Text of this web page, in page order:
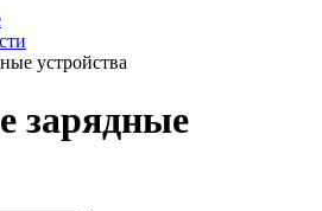
устройства
зарядные